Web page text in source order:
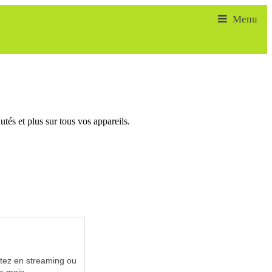
et plus sur tous vos appareils.
en streaming ou